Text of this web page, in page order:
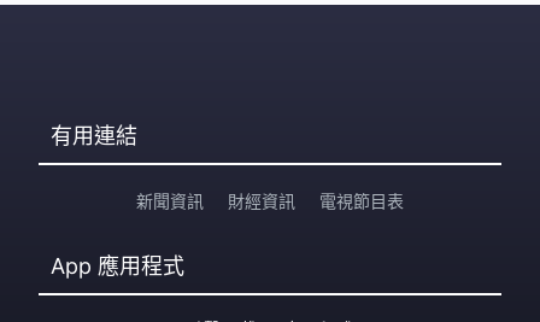
有用連結
新聞資訊 財經資訊 電視節目表
App 應用程式